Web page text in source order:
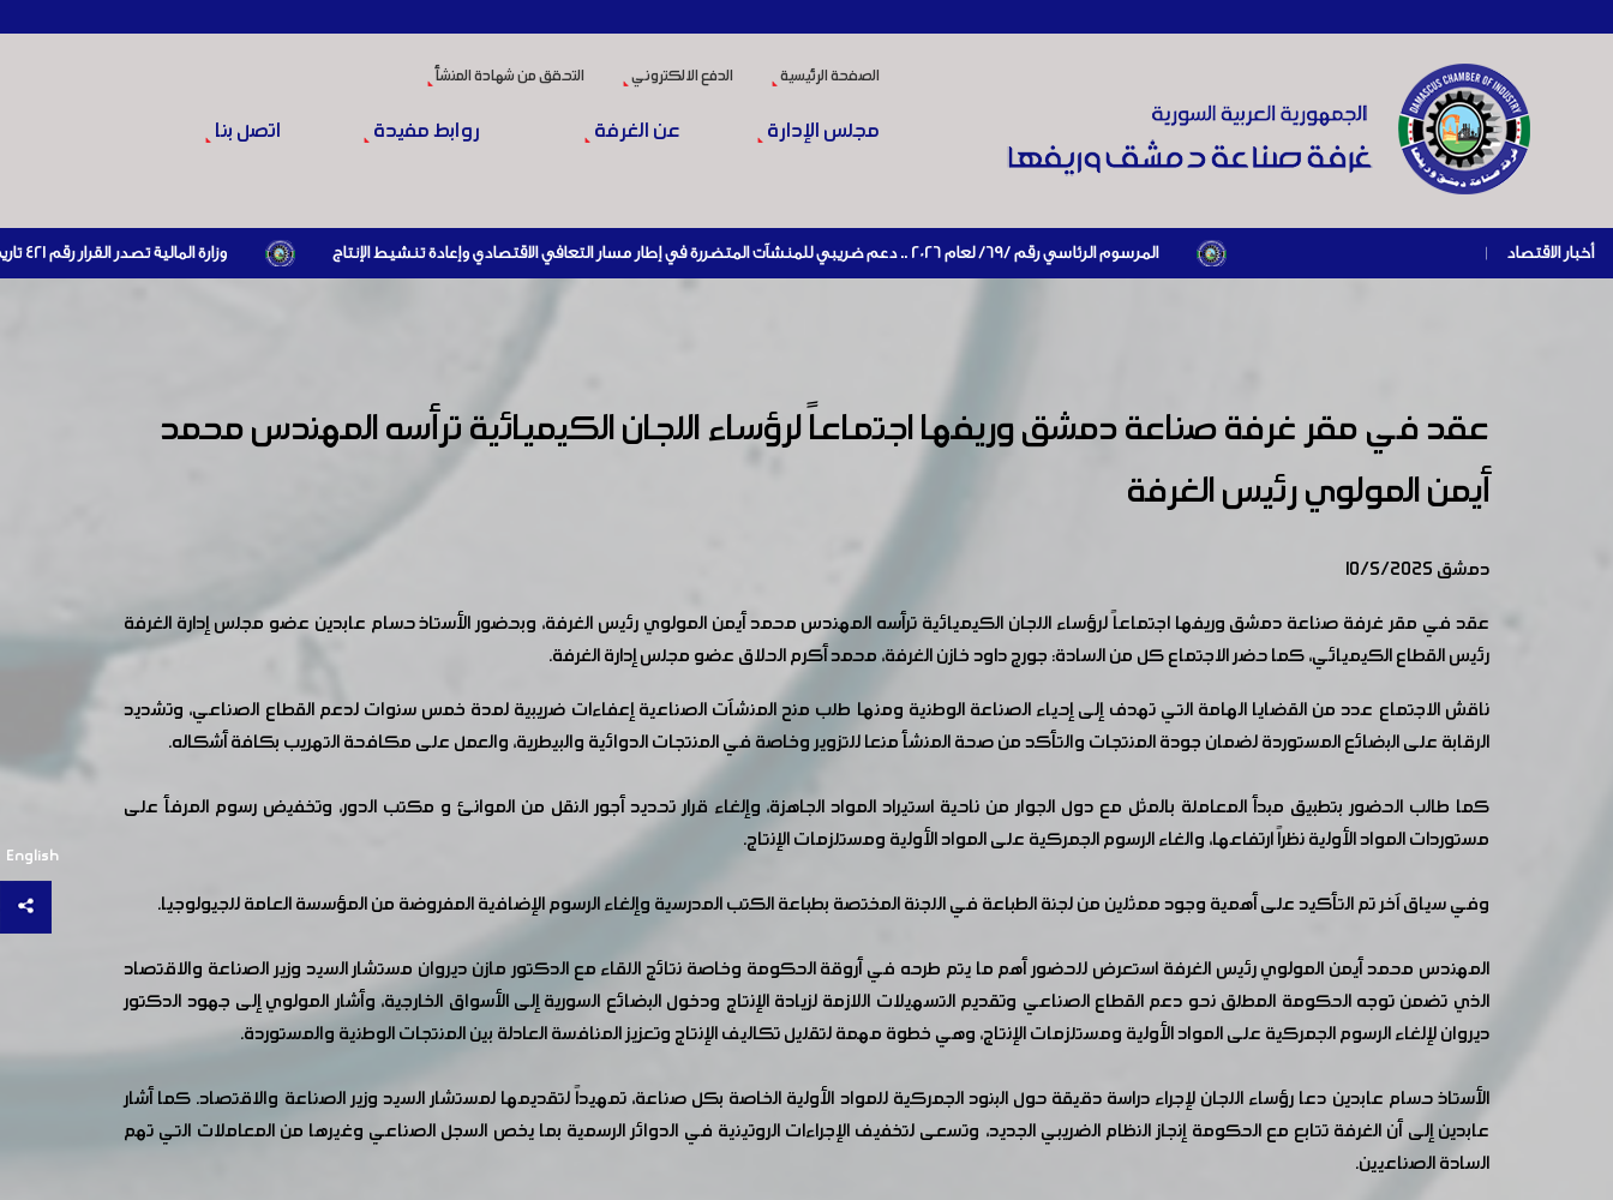
الصفحة الرئيسية الدفع الالكتروني التحقق من شهادة المنشأ
مجلس الإدارة عن الغرفة روابط مفيدة اتصل بنا
أخبار الاقتصاد | المرسوم الرئاسي رقم /69/ لعام 2026 .. دعم ضريبي للمنشآت المتضررة في إطار مسار التعافي الاقتصادي وإعادة تنشيط الإنتاج وزارة المالية تصدر القرار رقم 421 تاريخ 24/3/2026 المتضمن الزام المستوردين بإبراز براءة ذمة مالية سارية صادرة عن الهيئة العامة للضرائب والرسوم أو مديرياتها عند القيام بعمليات الاستيراد
English
عقد في مقر غرفة صناعة دمشق وريفها اجتماعاً لرؤساء اللجان الكيميائية ترأسه المهندس محمد
أيمن المولوي رئيس الغرفة
دمشق 10/5/2025
عقد في مقر غرفة صناعة دمشق وريفها اجتماعاً لرؤساء اللجان الكيميائية ترأسه المهندس محمد أيمن المولوي رئيس الغرفة، وبحضور الأستاذ حسام عابدين عضو مجلس إدارة الغرفة
رئيس القطاع الكيميائي، كما حضر الاجتماع كل من السادة: جورج داود خازن الغرفة، محمد أكرم الحلاق عضو مجلس إدارة الغرفة.
ناقش الاجتماع عدد من القضايا الهامة التي تهدف إلى إحياء الصناعة الوطنية ومنها طلب منح المنشآت الصناعية إعفاءات ضريبية لمدة خمس سنوات لدعم القطاع الصناعي، وتشديد
الرقابة على البضائع المستوردة لضمان جودة المنتجات والتأكد من صحة المنشأ منعا للتزوير وخاصة في المنتجات الدوائية والبيطرية، والعمل على مكافحة التهريب بكافة أشكاله.
كما طالب الحضور بتطبيق مبدأ المعاملة بالمثل مع دول الجوار من ناحية استيراد المواد الجاهزة، وإلغاء قرار تحديد أجور النقل من الموانئ و مكتب الدور، وتخفيض رسوم المرفأ على
مستوردات المواد الأولية نظراً ارتفاعها، والغاء الرسوم الجمركية على المواد الأولية ومستلزمات الإنتاج.
وفي سياق آخر تم التأكيد على أهمية وجود ممثلين من لجنة الطباعة في اللجنة المختصة بطباعة الكتب المدرسية وإلغاء الرسوم الإضافية المفروضة من المؤسسة العامة للجيولوجيا.
المهندس محمد أيمن المولوي رئيس الغرفة استعرض للحضور أهم ما يتم طرحه في أروقة الحكومة وخاصة نتائج اللقاء مع الدكتور مازن ديروان مستشار السيد وزير الصناعة والاقتصاد
الذي تضمن توجه الحكومة المطلق نحو دعم القطاع الصناعي وتقديم التسهيلات اللازمة لزيادة الإنتاج ودخول البضائع السورية إلى الأسواق الخارجية، وأشار المولوي إلى جهود الدكتور
ديروان لإلغاء الرسوم الجمركية على المواد الأولية ومستلزمات الإنتاج، وهي خطوة مهمة لتقليل تكاليف الإنتاج وتعزيز المنافسة العادلة بين المنتجات الوطنية والمستوردة.
الأستاذ حسام عابدين دعا رؤساء اللجان لإجراء دراسة دقيقة حول البنود الجمركية للمواد الأولية الخاصة بكل صناعة، تمهيداً لتقديمها لمستشار السيد وزير الصناعة والاقتصاد. كما أشار
عابدين إلى أن الغرفة تتابع مع الحكومة إنجاز النظام الضريبي الجديد، وتسعى لتخفيف الإجراءات الروتينية في الدوائر الرسمية بما يخص السجل الصناعي وغيرها من المعاملات التي تهم
السادة الصناعيين.